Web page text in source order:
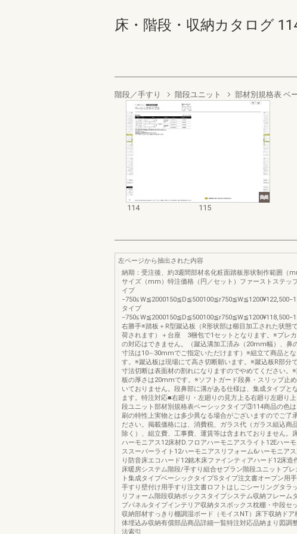
床・階段・収納カタログ
階段／手すり 階段ユニット 部材別規格表 ベ
114 115
左ページから抽出された内容
納期：受注後、約3週間部材名化粧面踏板形状制作範囲（
サイズ（mm）特注価格（円／セット）ファーストステッ
イプ
タイプ
右勝手※踏板＋R型蹴込板（R形状部は櫛目加工された状態
荷されます）＋台座 3梱包で1セットとなります。※プレカ
の対応はできません。（蹴込溝加工済み（20mm幅）、鼻
寸法は10∼30mmでご指定いただけます）※組立て商品とな
す。※蹴込板は現場にて高さ切断願います。※蹴込板R部分
寸法切断は表面材の割れになりますのでやめてください。
板の厚さは20mmです。※ソフトガード段鼻・スリップ止
いておりません。段鼻部に溝がある仕様は、集成タイプと
ます。特注対応■右廻り・左廻りの見方上る右廻り左廻り
段ユニット部材別規格表ベーシックタイプ③114商品の色は
刷の特性上実物とは多少異なる場合がございますのでご了
ださい。掲載価格には、消費税、ガラス代（ガラス組込商
除く）、組立費、工事費、運賃等は含まれておりません。
ハーモニアス12床材D.フロアハーモニアスライト12Eハー
ススーパーライト12ハーモニアスリフォーム6ハーモニア
り防音床エコハード12銘木床ファインティアハード12床造
床暖房システム階段/手すり組合せプラン階段ユニットプレ
ト集成タイプベーシックタイプSタイプ注文書オープン用
手すり壁付け用手すり注文書ロフトはしごシーリングタラ
リフォーム階段収納ボックスタイプシステム収納フレーム
プパネルタイプインテリア収納タスボックス枕棚・中段セ
収納部材すっきり棚調湿ボード（モイスNT）床下収納ドア
体埋込み収納有償部品商品詳細一覧特注対応品納まり図調
法索引